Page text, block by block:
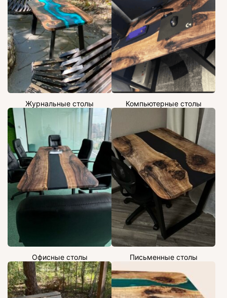
Журнальные столы Компьютерные столы
Офисные столы Письменные столы